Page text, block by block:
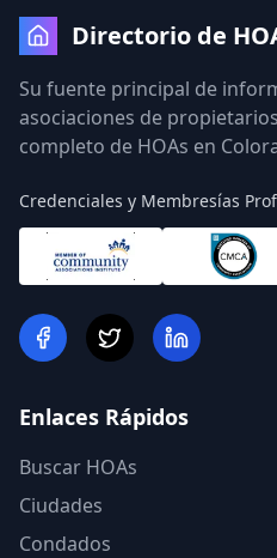
Directorio de
Su fuente principal de
asociaciones de
completo de HOAs en
Credenciales y Membresías
Enlaces Rápidos
Buscar HOAs
Ciudades
Condados